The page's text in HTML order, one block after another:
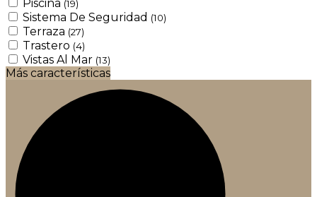
Piscina (19)
Sistema De Seguridad (10)
Terraza (27)
Trastero (4)
Vistas Al Mar (13)
Más características